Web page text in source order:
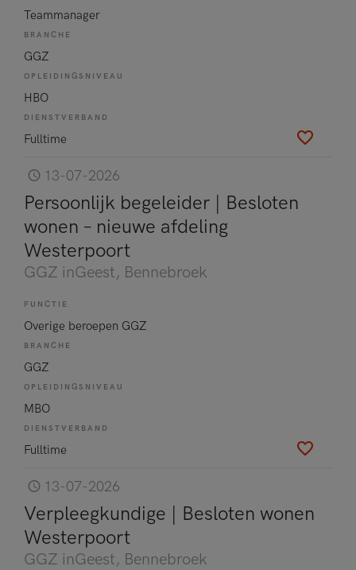
Teammanager
BRANCHE
GGZ
OPLEIDINGSNIVEAU
HBO
DIENSTVERBAND
Fulltime
13-07-2026
Persoonlijk begeleider | Besloten
wonen – nieuwe afdeling
Westerpoort
GGZ inGeest, Bennebroek
FUNCTIE
Overige beroepen GGZ
BRANCHE
GGZ
OPLEIDINGSNIVEAU
MBO
DIENSTVERBAND
Fulltime
13-07-2026
Verpleegkundige | Besloten wonen
Westerpoort
GGZ inGeest, Bennebroek